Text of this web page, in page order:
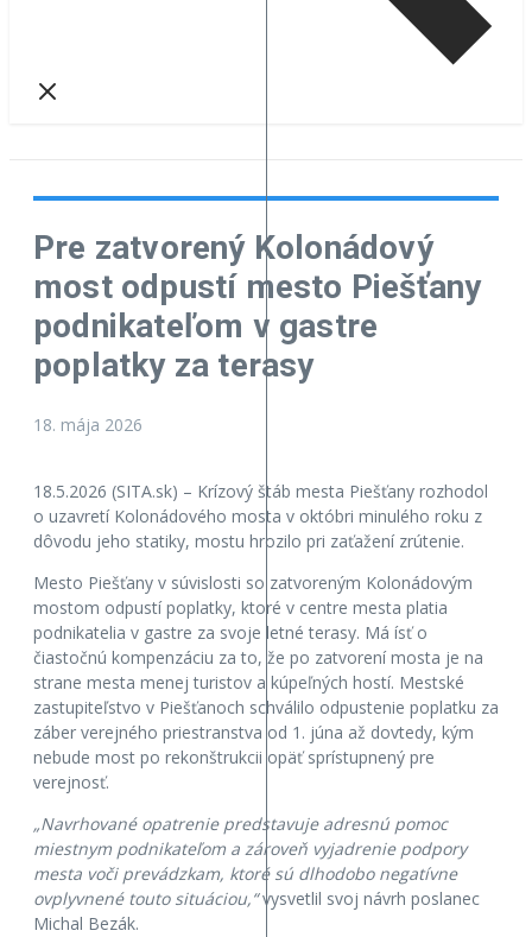
Pre zatvorený Kolonádový
most odpustí mesto Piešťany
podnikateľom v gastre
poplatky za terasy
18. mája 2026
18.5.2026 (SITA.sk) – Krízový štáb mesta Piešťany rozhodol
o uzavretí Kolonádového mosta v októbri minulého roku z
dôvodu jeho statiky, mostu hrozilo pri zaťažení zrútenie.
Mesto Piešťany v súvislosti so zatvoreným Kolonádovým
mostom odpustí poplatky, ktoré v centre mesta platia
podnikatelia v gastre za svoje letné terasy. Má ísť o
čiastočnú kompenzáciu za to, že po zatvorení mosta je na
strane mesta menej turistov a kúpeľných hostí. Mestské
zastupiteľstvo v Piešťanoch schválilo odpustenie poplatku za
záber verejného priestranstva od 1. júna až dovtedy, kým
nebude most po rekonštrukcii opäť sprístupnený pre
verejnosť.
„Navrhované opatrenie predstavuje adresnú pomoc
miestnym podnikateľom a zároveň vyjadrenie podpory
mesta voči prevádzkam, ktoré sú dlhodobo negatívne
ovplyvnené touto situáciou,“vysvetlil svoj návrh poslanec
Michal Bezák.